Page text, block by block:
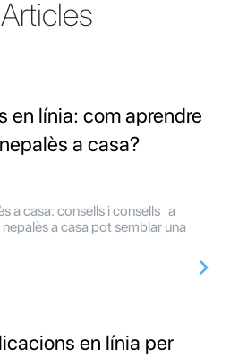
Articles
en línia: com aprendre
a casa?
a casa: consells i consells a
a casa pot semblar una
en línia per